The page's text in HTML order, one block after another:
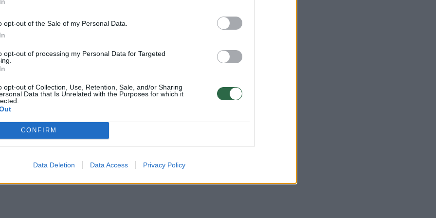
opt-out of the Sale of my Personal Data.
opt-out of processing my Personal Data for Targeted
opt-out of Collection, Use, Retention, Sale, and/or Sharing
Data that Is Unrelated with the Purposes for which it
CONFIRM
Data Deletion Data Access Privacy Policy
vartotojai. Prisijunkite prie registruotų
komentaruose!